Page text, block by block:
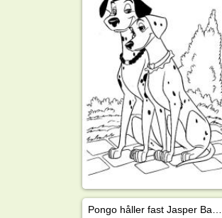
Pongo håller fast Jasper Badun